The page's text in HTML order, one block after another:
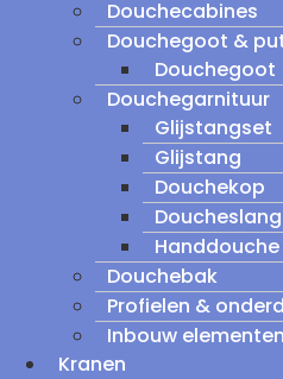
Douchecabines
Douchegoot &
Douchegoot
Douchegarnituur
Glijstangset
Glijstang
Douchekop
Doucheslang
Handdouche
Douchebak
Profielen &
Inbouw elementen
Kranen